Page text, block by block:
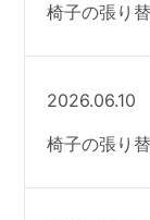
椅子の張り
2026.06.10
椅子の張り